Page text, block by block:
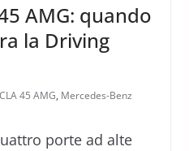
AMG: quando
la Driving
45 AMG, Mercedes-Benz
porte ad alte